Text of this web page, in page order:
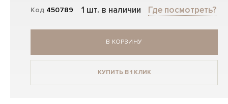
Код 450789 1 шт. в наличии Где посмотреть?
В КОРЗИНУ
КУПИТЬ В 1 КЛИК